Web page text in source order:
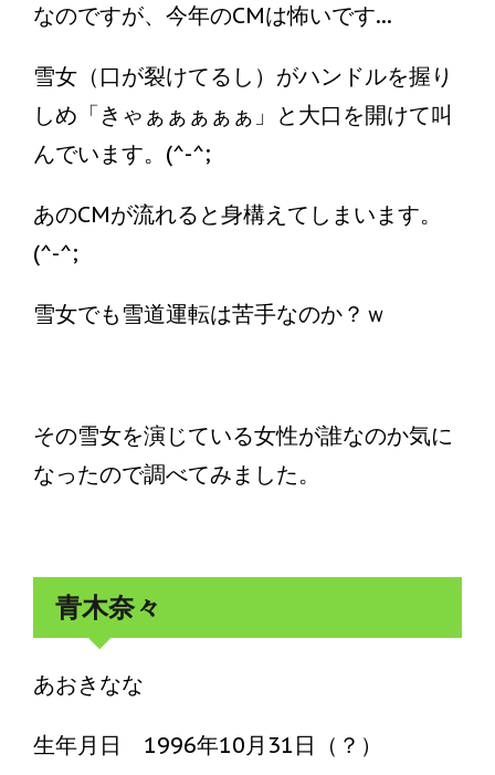
なのですが、今年のCMは怖いです...
雪女（口が裂けてるし）がハンドルを握り
しめ「きゃぁぁぁぁぁ」と大口を開けて叫
んでいます。(^-^;
あのCMが流れると身構えてしまいます。
(^-^;
雪女でも雪道運転は苦手なのか？ｗ
その雪女を演じている女性が誰なのか気に
なったので調べてみました。
青木奈々
あおきなな
生年月日 1996年10月31日（？）